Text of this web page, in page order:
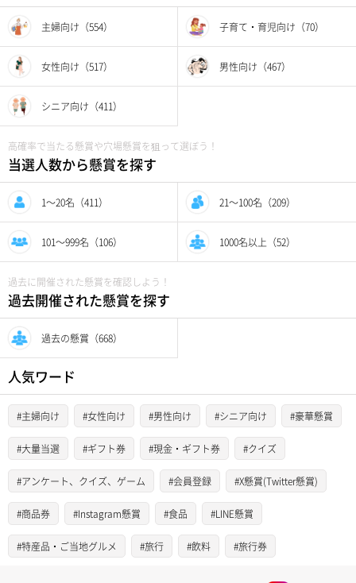
主婦向け（554） 子育て・育児向け（70）
女性向け（517） 男性向け（467）
シニア向け（411）
高確率で当たる懸賞や穴場懸賞を狙って選ぼう！
当選人数から懸賞を探す
1〜20名（411） 21〜100名（209）
101〜999名（106） 1000名以上（52）
過去に開催された懸賞を確認しよう！
過去開催された懸賞を探す
過去の懸賞（668）
人気ワード
#主婦向け #女性向け #男性向け #シニア向け #豪華懸賞
#大量当選 #ギフト券 #現金・ギフト券 #クイズ
#アンケート、クイズ、ゲーム #会員登録 #X懸賞(Twitter懸賞)
#商品券 #Instagram懸賞 #食品 #LINE懸賞
#特産品・ご当地グルメ #旅行 #飲料 #旅行券